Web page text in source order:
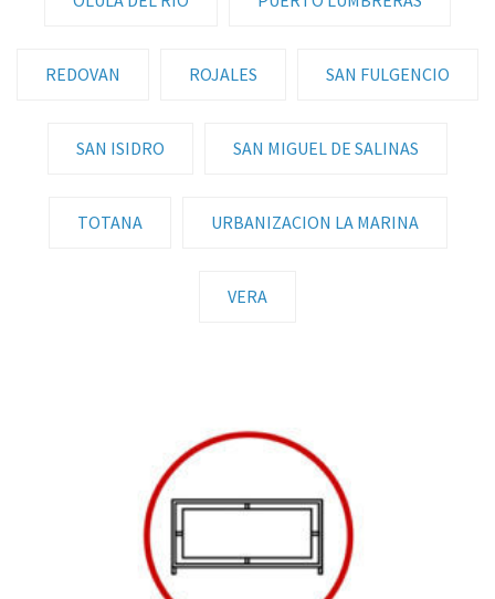
REDOVAN ROJALES SAN FULGENCIO
SAN ISIDRO SAN MIGUEL DE SALINAS
TOTANA URBANIZACION LA MARINA
VERA